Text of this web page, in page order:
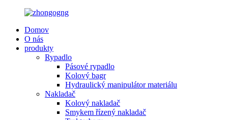
Domov
O nás
produkty
Rypadlo
Pásové rypadlo
Kolový bagr
Hydraulický manipulátor materiálu
Nakladač
Kolový nakladač
Smykem řízený nakladač